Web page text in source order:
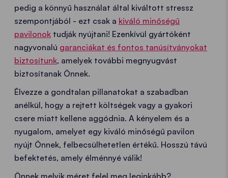
pedig a könnyű használat által kiváltott stressz
szempontjából - ezt csak a kiváló minőségű
pavilonok tudják nyújtani! Ezenkívül gyártóként
nagyvonalú garanciákat és fontos tanúsítványokat
biztosítunk, amelyek további megnyugvást
biztosítanak Önnek.
Élvezze a gondtalan pillanatokat a szabadban
anélkül, hogy a rejtett költségek vagy a gyakori
csere miatt kellene aggódnia. A kényelem és a
nyugalom, amelyet egy kiváló minőségű pavilon
nyújt Önnek, felbecsülhetetlen értékű. Hosszú távú
befektetés, amely élménnyé válik!
Önnek melyik méret felel meg leginkább?